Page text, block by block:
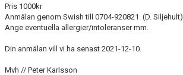
DOKUMENT
ALLMÄNHETENS ÅKNING
Pris 1000kr
Anmälan genom Swish till 0704-920821. (D. Siljehult)
Ange eventuella allergier/intoleranser mm.
Din anmälan vill vi ha senast 2021-12-10.
Mvh // Peter Karlsson